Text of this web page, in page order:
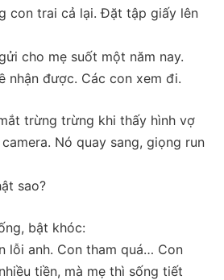
con trai cả lại. Đặt tập giấy lên
cho mẹ suốt một năm nay.
nhận được. Các con xem đi.
trừng trừng khi thấy hình vợ
Nó quay sang, giọng run
sao?
bật khóc:
lỗi anh. Con tham quá… Con
tiền, mà mẹ thì sống tiết